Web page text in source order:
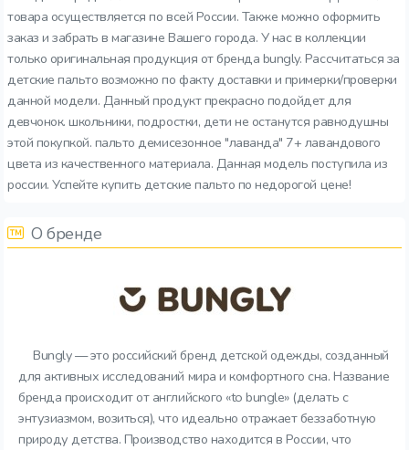
товара осуществляется по всей России. Также можно оформить
заказ и забрать в магазине Вашего города. У нас в коллекции
только оригинальная продукция от бренда bungly. Рассчитаться за
детские пальто возможно по факту доставки и примерки/проверки
данной модели. Данный продукт прекрасно подойдет для
девчонок. школьники, подростки, дети не останутся равнодушны
этой покупкой. пальто демисезонное "лаванда" 7+ лавандового
цвета из качественного материала. Данная модель поступила из
россии. Успейте купить детские пальто по недорогой цене!
О бренде
Bungly — это российский бренд детской одежды, созданный
для активных исследований мира и комфортного сна. Название
бренда происходит от английского «to bungle» (делать с
энтузиазмом, возиться), что идеально отражает беззаботную
природу детства. Производство находится в России, что